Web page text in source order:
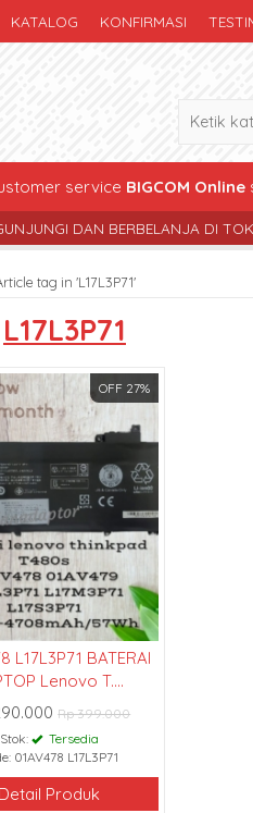
KATALOG KONFIRMASI
service BIGCOM Online
DAN BERBELANJA DI TOKO KAMI
tag in 'L17L3P71'
L17L3P71
OFF 27%
L17L3P71 BATERAI
Lenovo T....
Rp 399.000
Stok:
Tersedia
01AV478 L17L3P71
Detail Produk